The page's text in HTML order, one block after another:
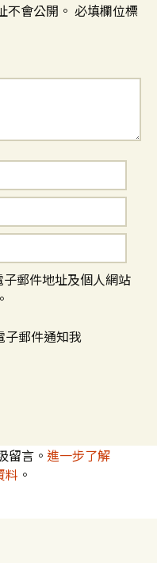
不會公開。 必填欄位標
郵件地址及個人網站
子郵件通知我
留言。 進一步了解
料 。